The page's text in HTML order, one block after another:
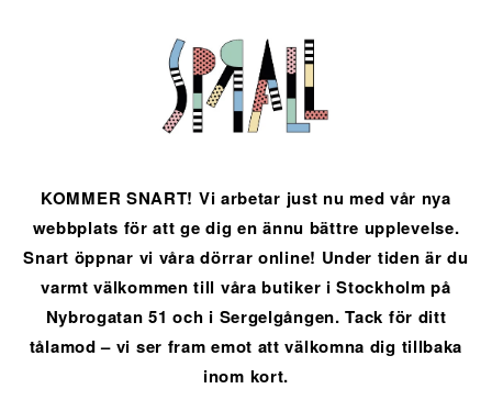
KOMMER SNART! Vi arbetar just nu med vår nya
webbplats för att ge dig en ännu bättre upplevelse.
Snart öppnar vi våra dörrar online! Under tiden är du
varmt välkommen till våra butiker i Stockholm på
Nybrogatan 51 och i Sergelgången. Tack för ditt
tålamod – vi ser fram emot att välkomna dig tillbaka
inom kort.